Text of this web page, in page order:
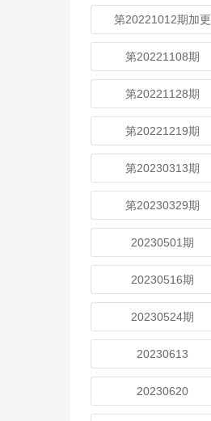
第20221012期加更
第20221108期
第20221128期
第20221219期
第20230313期
第20230329期
20230501期
20230516期
20230524期
20230613
20230620